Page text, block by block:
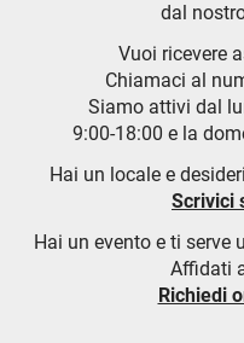
dal
Vuoi ricevere
Chiamaci al
Siamo attivi dal
9:00-18:00 e la
Hai un locale e
Scrivici
Hai un evento e ti serve
Affidati
Richiedi